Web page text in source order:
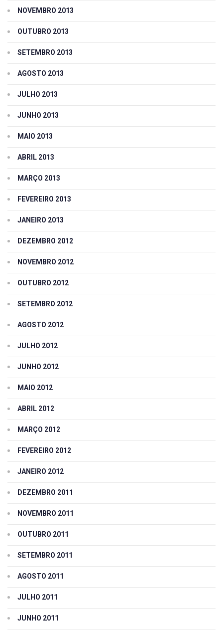
NOVEMBRO 2013
OUTUBRO 2013
SETEMBRO 2013
AGOSTO 2013
JULHO 2013
JUNHO 2013
MAIO 2013
ABRIL 2013
MARÇO 2013
FEVEREIRO 2013
JANEIRO 2013
DEZEMBRO 2012
NOVEMBRO 2012
OUTUBRO 2012
SETEMBRO 2012
AGOSTO 2012
JULHO 2012
JUNHO 2012
MAIO 2012
ABRIL 2012
MARÇO 2012
FEVEREIRO 2012
JANEIRO 2012
DEZEMBRO 2011
NOVEMBRO 2011
OUTUBRO 2011
SETEMBRO 2011
AGOSTO 2011
JULHO 2011
JUNHO 2011